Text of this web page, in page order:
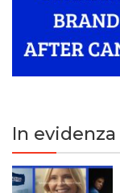
In evidenza